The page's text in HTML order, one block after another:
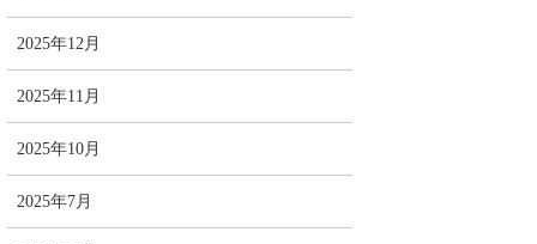
2025年12月
2025年11月
2025年10月
2025年7月